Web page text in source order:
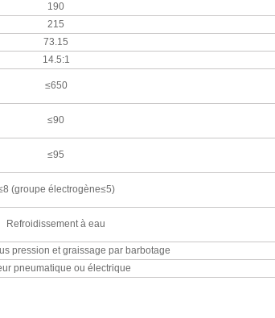
190
215
73.15
14.5:1
≤650
≤90
≤95
(groupe électrogène≤5)
Refroidissement à eau
pression et graissage par barbotage
pneumatique ou électrique